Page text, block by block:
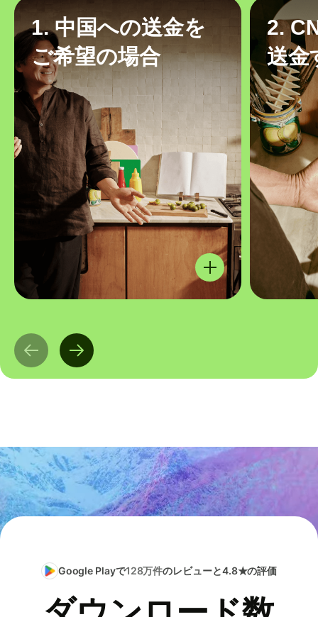
1. 中国への送金を
ご希望の場合
2.
送金
Google Playで128万件のレビューと4.8★の評価